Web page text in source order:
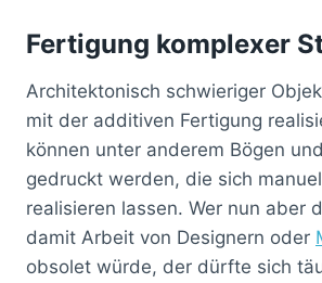
Fertigung komplexer
Architektonisch schwieriger
mit der additiven Fertigung
können unter anderem Bögen
gedruckt werden, die sich
realisieren lassen. Wer nun aber
damit Arbeit von Designern oder
obsolet würde, der dürfte sich